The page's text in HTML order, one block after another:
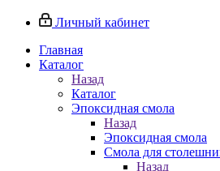
Личный кабинет
Главная
Каталог
Назад
Каталог
Эпоксидная смола
Назад
Эпоксидная смола
Смола для
Назад